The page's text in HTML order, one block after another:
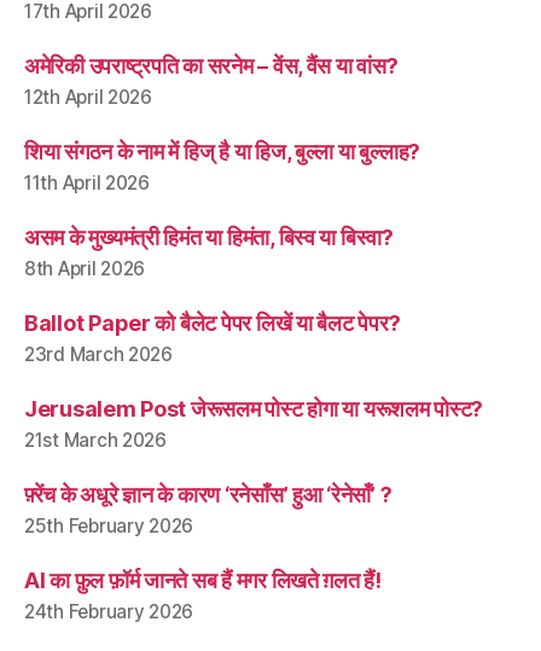
17th April 2026
अमेरिकी उपराष्ट्रपति का सरनेम – वेंस, वैंस या वांस?
12th April 2026
शिया संगठन के नाम में हिज् है या हिज, बुल्ला या बुल्लाह?
11th April 2026
असम के मुख्यमंत्री हिमंत या हिमंता, बिस्व या बिस्वा?
8th April 2026
Ballot Paper को बैलेट पेपर लिखें या बैलट पेपर?
23rd March 2026
Jerusalem Post जेरूसलम पोस्ट होगा या यरूशलम पोस्ट?
21st March 2026
फ़्रेंच के अधूरे ज्ञान के कारण ‘रनेसाँस’ हुआ ‘रेनेसाँ’ ?
25th February 2026
AI का फ़ुल फ़ॉर्म जानते सब हैं मगर लिखते ग़लत हैं!
24th February 2026